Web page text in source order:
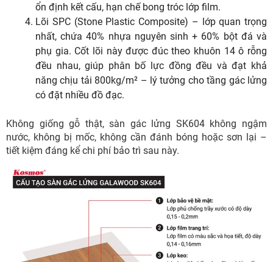
ổn định kết cấu, hạn chế bong tróc lớp film.
Lõi SPC (Stone Plastic Composite) – lớp quan trọng
nhất, chứa 40% nhựa nguyên sinh + 60% bột đá và
phụ gia. Cốt lõi này được đúc theo khuôn 14 ô rỗng
đều nhau, giúp phân bố lực đồng đều và đạt khả
năng chịu tải 800kg/m² – lý tưởng cho tầng gác lửng
có đặt nhiều đồ đạc.
Không giống gỗ thật, sàn gác lửng SK604 không ngậm
nước, không bị mốc, không cần đánh bóng hoặc sơn lại –
tiết kiệm đáng kể chi phí bảo trì sau này.